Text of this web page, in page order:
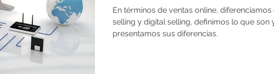
En términos de ventas online,
selling y digital selling, definimos lo que son
presentamos sus diferencias.